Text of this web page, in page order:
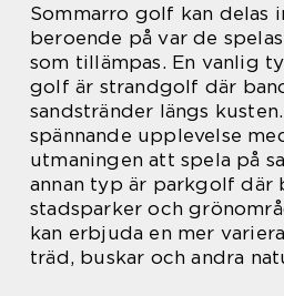
Sommarro golf kan delas
beroende på var de
som tillämpas. En vanlig
golf är strandgolf där
sandstränder längs
spännande upplevelse
utmaningen att spela på
annan typ är parkgolf där
stadsparker och
kan erbjuda en mer
träd, buskar och andra